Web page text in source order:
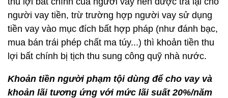
người vay tiền, trừ trường hợp người vay sử dụng
tiền vay vào mục đích bất hợp pháp (như đánh bạc,
mua bán trái phép chất ma túy...) thì khoản tiền thu
lợi bất chính bị tịch thu sung công quỹ nhà nước.
Khoản tiền người phạm tội dùng để cho vay và
khoản lãi tương ứng với mức lãi suất 20%/năm